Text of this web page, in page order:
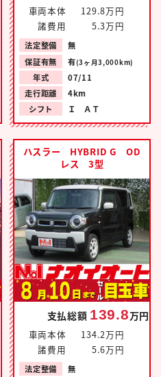
車両本体
129.8万円
諸費用
5.3万円
法定整備
無
保証有無
有(3ヶ月3,000km)
年式
07/11
走行距離
4km
シフト
Ｉ ＡＴ
ハスラー HYBRID G OD
レス 3型
支払総額 139.8万円
車両本体
134.2万円
諸費用
5.6万円
法定整備
無